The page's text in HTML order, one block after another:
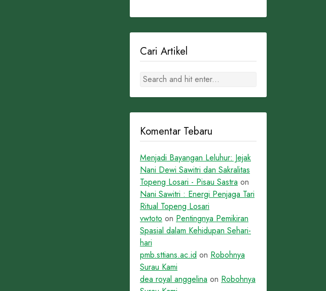
Cari Artikel
Komentar Tebaru
Menjadi Bayangan Leluhur: Jejak
Nani Dewi Sawitri dan Sakralitas
Topeng Losari - Pisau Sastra on
Nani Sawitri : Energi Penjaga Tari
Ritual Topeng Losari
vwtoto on Pentingnya Pemikiran
Spasial dalam Kehidupan Sehari-
hari
pmb.sttians.ac.id on Robohnya
Surau Kami
dea royal anggelina on Robohnya